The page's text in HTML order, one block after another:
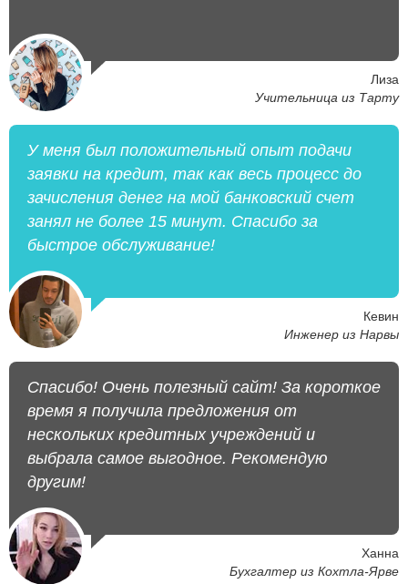
Лиза
Учительница из Тарту
У меня был положительный опыт подачи
заявки на кредит, так как весь процесс до
зачисления денег на мой банковский счет
занял не более 15 минут. Спасибо за
быстрое обслуживание!
Кевин
Инженер из Нарвы
Спасибо! Очень полезный сайт! За короткое
время я получила предложения от
нескольких кредитных учреждений и
выбрала самое выгодное. Рекомендую
другим!
Ханна
Бухгалтер из Кохтла-Ярве